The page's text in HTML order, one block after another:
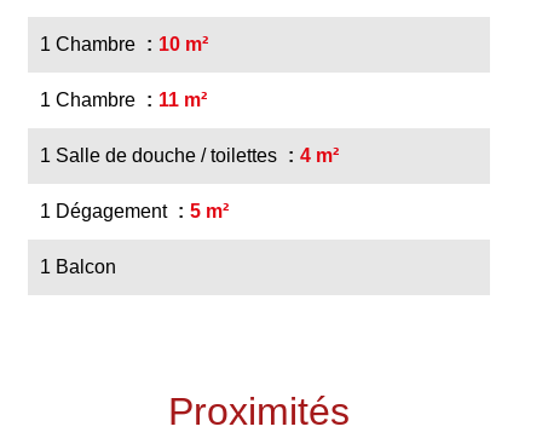
1 Chambre 10 m²
1 Chambre 11 m²
1 Salle de douche / toilettes 4 m²
1 Dégagement 5 m²
1 Balcon
Proximités